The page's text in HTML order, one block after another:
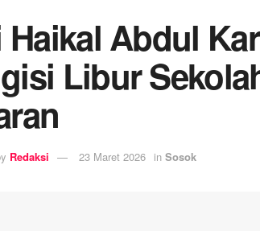
Abdul
Libur
Redaksi 23 Maret 2026 in Sosok